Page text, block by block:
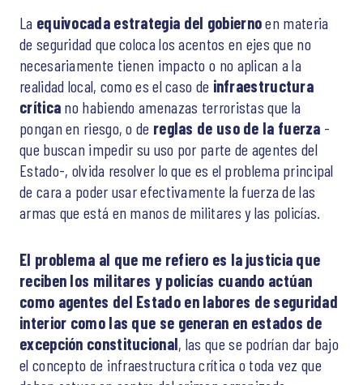
La equivocada estrategia del gobiernoen materia
de seguridad que coloca los acentos en ejes que no
necesariamente tienen impacto o no aplican a la
realidad local, como es el caso de infraestructura
crítica no habiendo amenazas terroristas que la
pongan en riesgo, o de reglas de uso de la fuerza -
que buscan impedir su uso por parte de agentes del
Estado-, olvida resolver lo que es el problema principal
de cara a poder usar efectivamente la fuerza de las
armas que está en manos de militares y las policías.
El problema al que me refiero es la justicia que
reciben los militares y policías cuando actúan
como agentes del Estado en labores de seguridad
interior como las que se generan en estados de
excepción constitucional, las que se podrían dar bajo
el concepto de infraestructura crítica o toda vez que